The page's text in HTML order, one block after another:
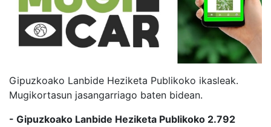
Gipuzkoako Lanbide Heziketa Publikoko ikasleak.
Mugikortasun jasangarriago baten bidean.
- Gipuzkoako Lanbide Heziketa Publikoko 2.792